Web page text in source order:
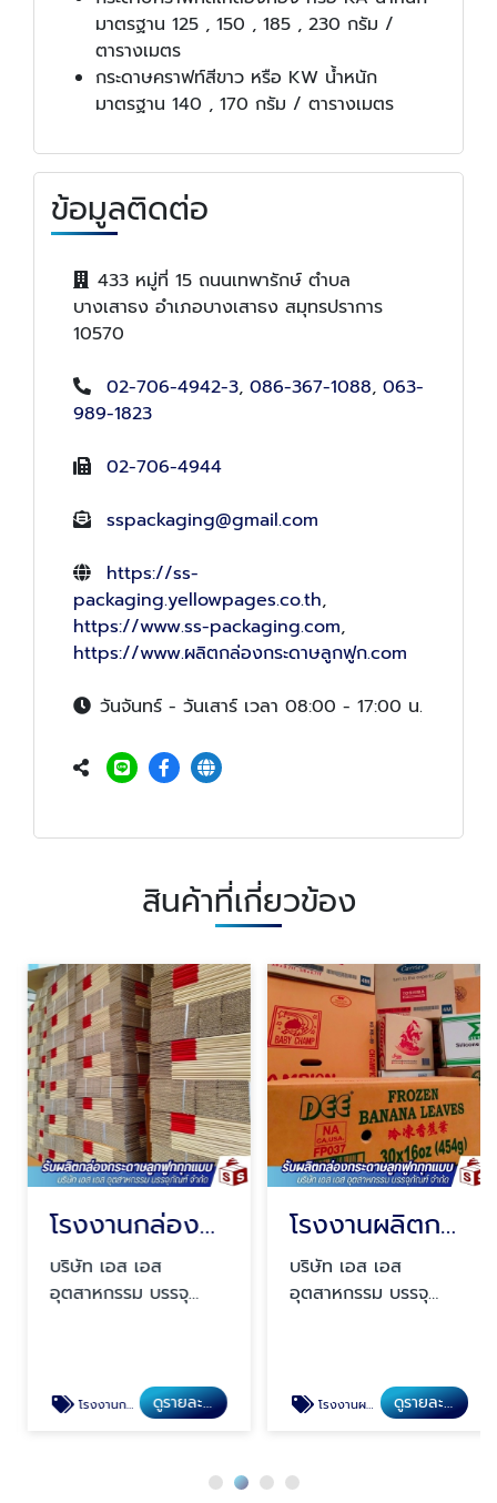
มาตรฐาน 125 , 150 , 185 , 230 กรัม /
ตารางเมตร
กระดาษคราฟท์สีขาว หรือ KW น้ำหนัก
มาตรฐาน 140 , 170 กรัม / ตารางเมตร
ข้อมูลติดต่อ
433 หมู่ที่ 15 ถนนเทพารักษ์ ตำบล
บางเสาธง อำเภอบางเสาธง สมุทรปราการ
10570
02-706-4942-3, 086-367-1088, 063-
989-1823
02-706-4944
sspackaging@gmail.com
https://ss-
packaging.yellowpages.co.th,
https://www.ss-packaging.com,
https://www.ผลิตกล่องกระดาษลูกฟูก.com
วันจันทร์ - วันเสาร์ เวลา 08:00 - 17:00 น.
สินค้าที่เกี่ยวข้อง
โรงงานกล่องสมุทรปราการ
บริษัท เอส เอส
อุตสาหกรรม บรรจุ
โรงงานกล่องสมุทรปราการ ดูรายละเอียด
โรงงานผลิตกล่องกระดาษลูกฟูก สมุทรปราการ
บริษัท เอส เอส
อุตสาหกรรม บรรจุ
โรงงานผลิตกล่องกระดาษลูกฟูก สมุทรปราการ ดูรายละเอียด